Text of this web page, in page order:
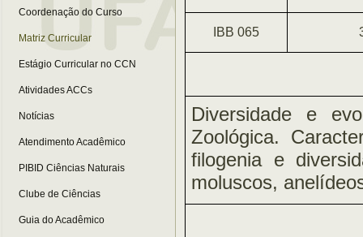
Coordenação do Curso
Matriz Curricular
Estágio Curricular no CCN
Atividades ACCs
Notícias
Atendimento Acadêmico
PIBID Ciências Naturais
Clube de Ciências
Guia do Acadêmico
IBB 065
Diversidade e
Zoológica.
filogenia e
moluscos,